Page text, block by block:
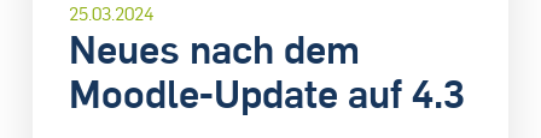
25.03.2024
Neues nach dem
Moodle-Update auf 4.3